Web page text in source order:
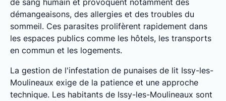
de sang humain et provoquent notamment des
démangeaisons, des allergies et des troubles du
sommeil. Ces parasites prolifèrent rapidement dans
les espaces publics comme les hôtels, les transports
en commun et les logements.
La gestion de l'infestation de punaises de lit Issy-les-
Moulineaux exige de la patience et une approche
technique. Les habitants de Issy-les-Moulineaux sont